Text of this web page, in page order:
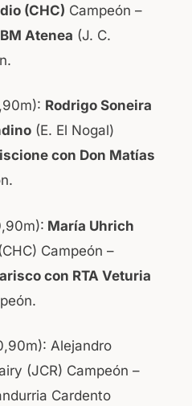
(CHC) Campeón –
Atenea (J. C.
Rodrigo Soneira
(E. El Nogal)
con Don Matías
María Uhrich
Campeón –
con RTA Veturia
Alejandro
(JCR) Campeón –
Cardento